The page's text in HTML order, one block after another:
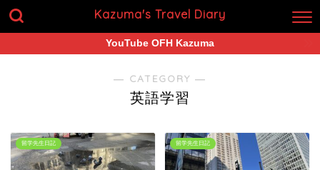
Kazuma's Travel Diary
YouTube OFH Kazuma
― CATEGORY ―
英語学習
留学先生日記 留学先生日記